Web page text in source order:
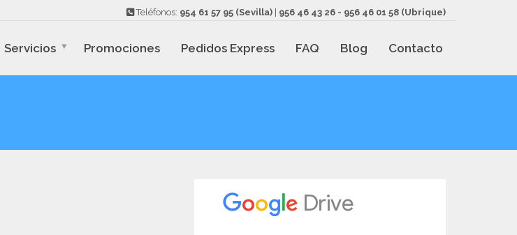
Teléfonos: 954 61 57 95 (Sevilla) 956 46 43 26 - 956 46 01 58 (Ubrique)
Servicios Promociones Pedidos Express FAQ Blog Contacto